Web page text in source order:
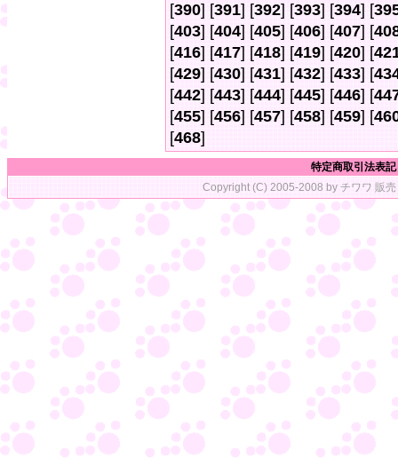
[390] [391] [392] [393] [394] [
[403] [404] [405] [406] [407] [
[416] [417] [418] [419] [420] [
[429] [430] [431] [432] [433] [
[442] [443] [444] [445] [446] [
[455] [456] [457] [458] [459] [
[468]
特定商取引法表記
Copyright (C) 2005-2008 by チワワ 販